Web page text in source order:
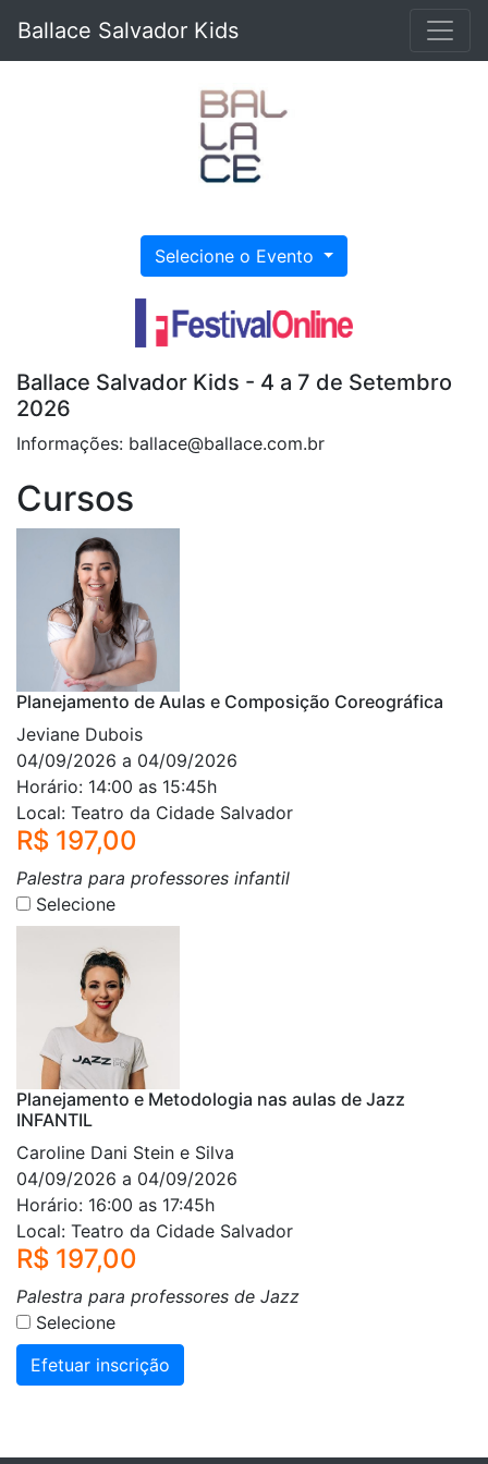
Ballace Salvador Kids
Selecione o Evento
Ballace Salvador Kids - 4 a 7 de Setembro
2026
Informações: ballace@ballace.com.br
Cursos
Planejamento de Aulas e Composição Coreográfica
Jeviane Dubois
04/09/2026 a 04/09/2026
Horário: 14:00 as 15:45h
Local: Teatro da Cidade Salvador
R$ 197,00
Palestra para professores infantil
Selecione
Planejamento e Metodologia nas aulas de Jazz
INFANTIL
Caroline Dani Stein e Silva
04/09/2026 a 04/09/2026
Horário: 16:00 as 17:45h
Local: Teatro da Cidade Salvador
R$ 197,00
Palestra para professores de Jazz
Selecione